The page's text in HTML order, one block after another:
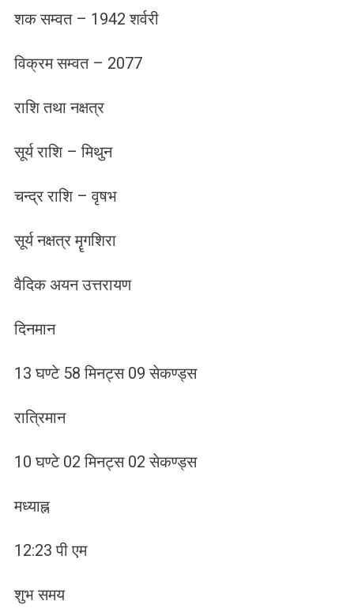
शक सम्वत – 1942 शर्वरी
विक्रम सम्वत – 2077
राशि तथा नक्षत्र
सूर्य राशि – मिथुन
चन्द्र राशि – वृषभ
सूर्य नक्षत्र मॄगशिरा
वैदिक अयन उत्तरायण
दिनमान
13 घण्टे 58 मिनट्स 09 सेकण्ड्स
रात्रिमान
10 घण्टे 02 मिनट्स 02 सेकण्ड्स
मध्याह्न
12:23 पी एम
शुभ समय